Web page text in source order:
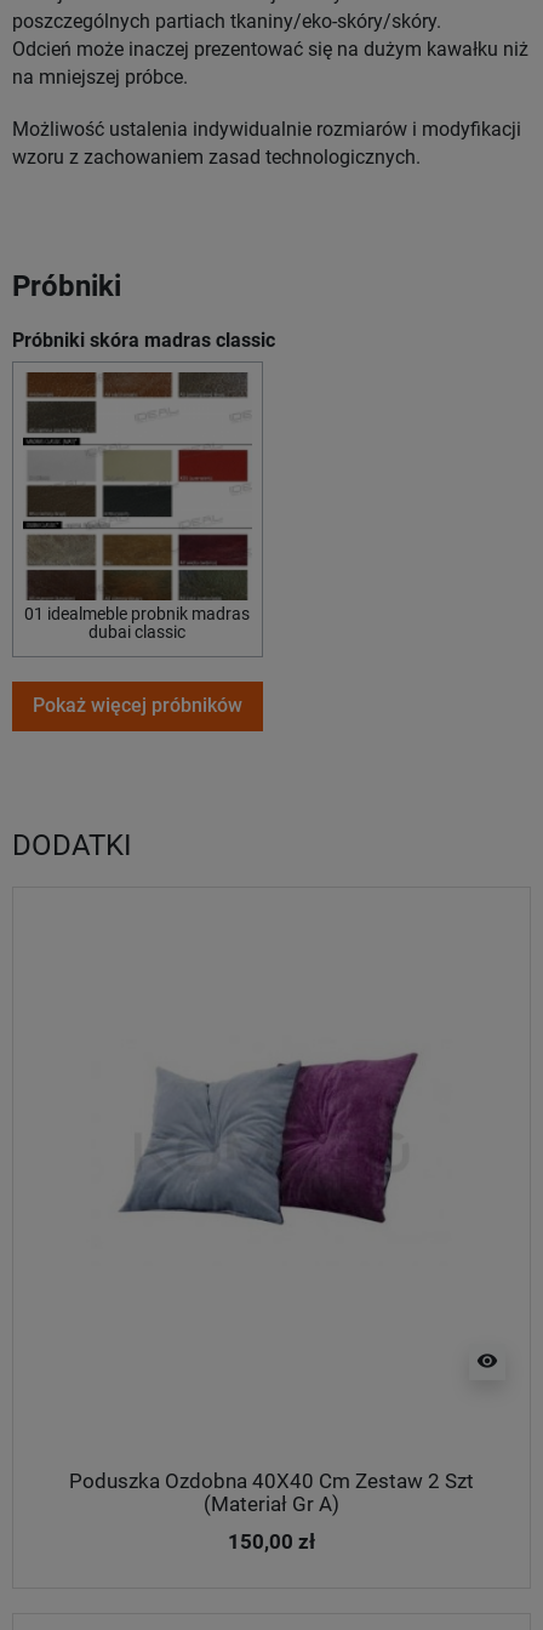
poszczególnych partiach tkaniny/eko-skóry/skóry.
Odcień może inaczej prezentować się na dużym kawałku niż
na mniejszej próbce.
Możliwość ustalenia indywidualnie rozmiarów i modyfikacji
wzoru z zachowaniem zasad technologicznych.
Próbniki
Próbniki skóra madras classic
01 idealmeble probnik madras
dubai classic
Pokaż więcej próbników
DODATKI
visibility
Poduszka Ozdobna 40X40 Cm Zestaw 2 Szt
(Materiał Gr A)
150,00 zł